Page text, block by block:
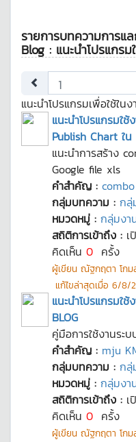
รายการบทความการแ
Blog : แนะนำโปรแกรม
แนะนำโปรแกรมเพื่อใช้ในง
แนะนำโปรแกรมใช้
Publish Chart ใ
แนะนำการสร้าง
Google file xls
คำสำคัญ :
กลุ่มบทความ : กลุ่
หมวดหมู่ : กลุ่มงา
สถิติการเข้าถึง : เ
คิดเห็น 0 ครั้ง
ผู้เขียน ณัฐกฤตา โกม
แก้ไขล่าสุดเมื่อ 6/8/
แนะนำโปรแกรมใช้
BLOG
คู่มือการใช้งานระ
คำสำคัญ : mju
กลุ่มบทความ : กลุ่
หมวดหมู่ : กลุ่มงา
สถิติการเข้าถึง : เ
คิดเห็น 0 ครั้ง
ผู้เขียน ณัฐกฤตา โกม